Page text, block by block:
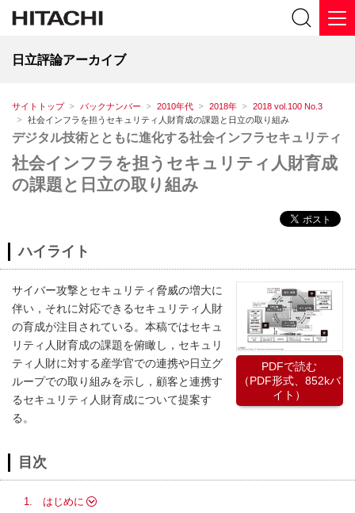
日立評論アーカイブ
サイトトップ バックナンバー 2010年代 2018年
2018 vol.100 No.3
社会インフラを担うセキュリティ人財育成の課題と日立の取り組み
デジタル技術とともに進化する社会インフラセキュリティ
社会インフラを担うセキュリティ人財育成
の課題と日立の取り組み
ハイライト
サイバー攻撃とセキュリティ脅威の増大に
伴い，それに対応できるセキュリティ人財
の育成が注目されている。本稿ではセキュ
リティ人財育成の課題を俯瞰し，セキュリ
ティ人財に対する産学官での連携や日立グ
ループでの取り組みを示し，顧客と連携す
るセキュリティ人財育成について提案す
る。
PDFで読む
（PDF形式、852kバ
イト）
目次
1. はじめに